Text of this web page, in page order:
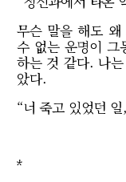
무슨 말을 해도
수 없는 운명이 그
하는 것 같다. 나
았다.
“너 죽고 있었던
*